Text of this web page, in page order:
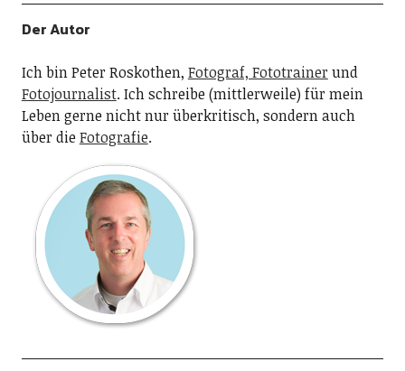
Der Autor
Ich bin Peter Roskothen, Fotograf, Fototrainer und
Fotojournalist. Ich schreibe (mittlerweile) für mein
Leben gerne nicht nur überkritisch, sondern auch
über dieFotografie.